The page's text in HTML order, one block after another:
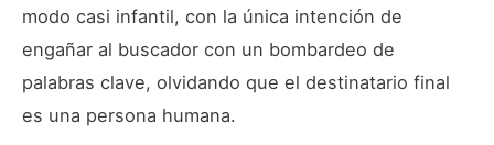
modo casi infantil, con la única intención de
engañar al buscador con un bombardeo de
palabras clave, olvidando que el destinatario final
es una persona humana.